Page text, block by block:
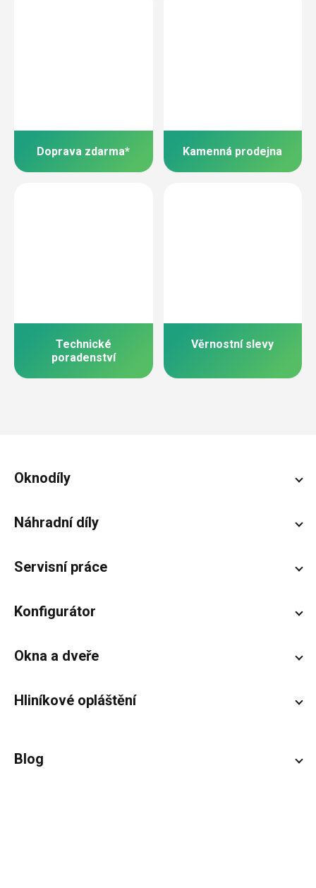
Doprava zdarma* Kamenná prodejna
Technické
poradenství
Věrnostní slevy
Zápatí
Oknodíly
Náhradní díly
Servisní práce
Konfigurátor
Okna a dveře
Hliníkové opláštění
Blog